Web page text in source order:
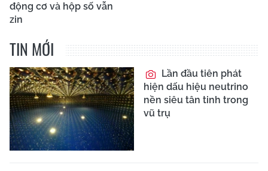
động cơ và hộp số vẫn
zin
TIN MỚI
Lần đầu tiên phát
hiện dấu hiệu neutrino
nền siêu tân tinh trong
vũ trụ